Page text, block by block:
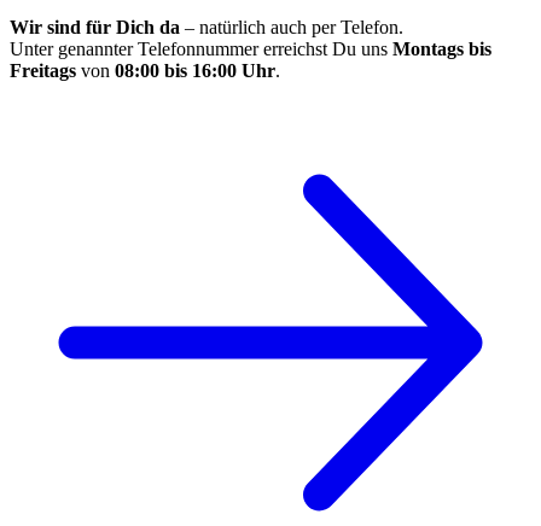
Wir sind für Dich da – natürlich auch per Telefon.
Unter genannter Telefonnummer erreichst Du uns Montags bis
Freitags von 08:00 bis 16:00 Uhr.